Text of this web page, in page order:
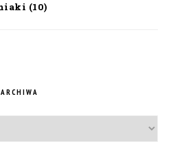
(10)
ARCHIWA